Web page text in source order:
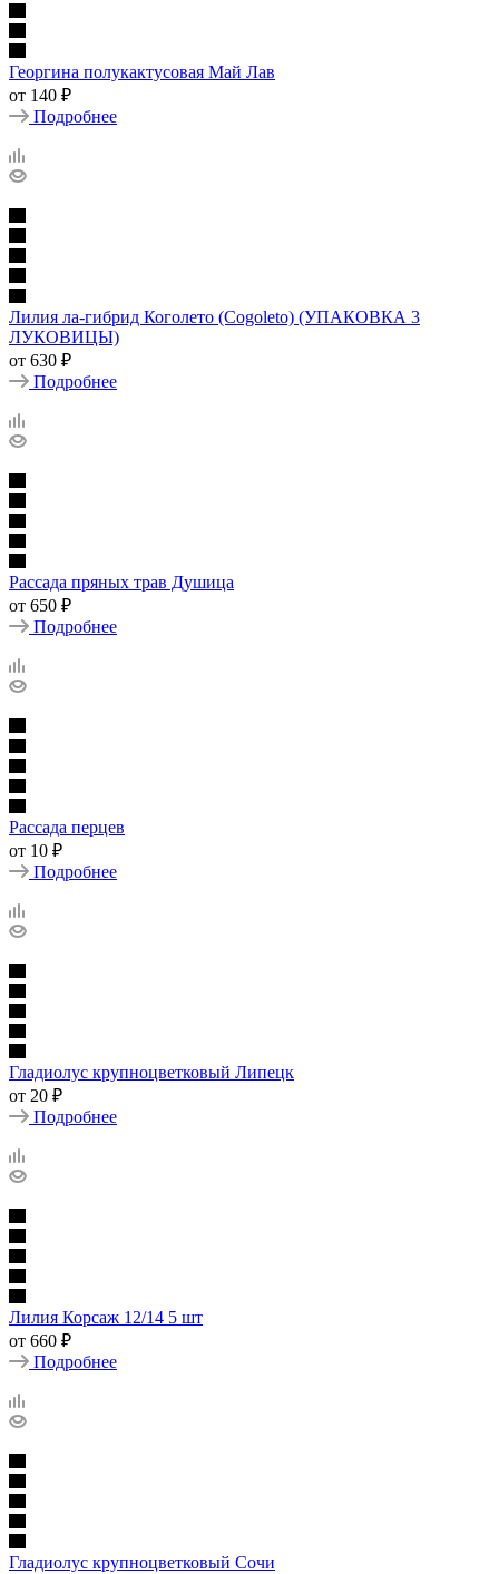
Георгина полукактусовая Май Лав
от 140 ₽
Подробнее
Лилия ла-гибрид Коголето (Cogoleto) (УПАКОВКА 3
ЛУКОВИЦЫ)
от 630 ₽
Подробнее
Рассада пряных трав Душица
от 650 ₽
Подробнее
Рассада перцев
от 10 ₽
Подробнее
Гладиолус крупноцветковый Липецк
от 20 ₽
Подробнее
Лилия Корсаж 12/14 5 шт
от 660 ₽
Подробнее
Гладиолус крупноцветковый Сочи